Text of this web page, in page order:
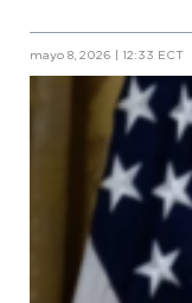
mayo 8, 2026 | 12:33 ECT